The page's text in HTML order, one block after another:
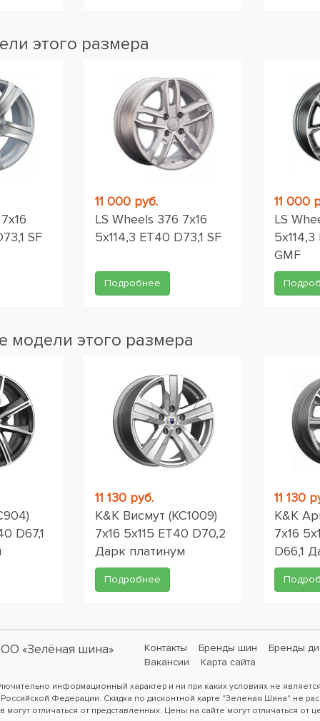
этого размера
SF
11 000 руб.
LS Wheels 376 7x16
5x114,3 ET40 D73,1 SF
Подробнее
11 000
LS
GMF
модели этого размера
D67,1
11 130 руб.
K&K Висмут (КС1009)
7x16 5x115 ET40 D70,2
Дарк платинум
Подробнее
11 130
K&K
7x16
D66,1
«Зелёная шина» Контакты Бренды шин
Бренды
Вакансии
Карта сайта
информационный характер и ни при каких условиях не
Федерации. Скидка по дисконтной карте "Зеленая Шина" не
могут отличаться от представленных. Цены на сайте могут отличаться от